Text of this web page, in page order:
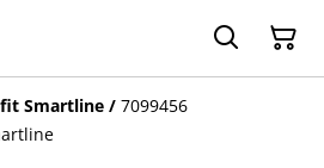
Smartline / 7099456